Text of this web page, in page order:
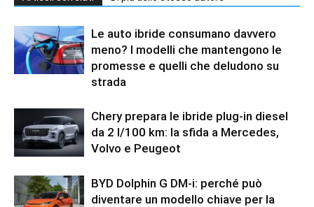
Le auto ibride consumano davvero
meno? I modelli che mantengono le
promesse e quelli che deludono su
strada
Chery prepara le ibride plug-in diesel
da 2 l/100 km: la sfida a Mercedes,
Volvo e Peugeot
BYD Dolphin G DM-i: perché può
diventare un modello chiave per la